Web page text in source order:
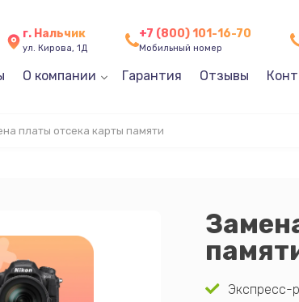
г. Нальчик
ул. Кирова, 1Д
+7 (800) 101-16-70
Мобильный номер
О компании Гарантия Отзывы
платы отсека карты памяти
Экспресс-